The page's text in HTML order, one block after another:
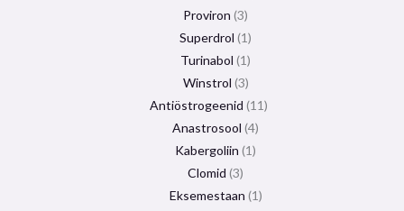
Proviron 3
Superdrol 1
Turinabol 1
Winstrol 3
Antiöstrogeenid 11
Anastrosool 4
Kabergoliin 1
Clomid 3
Eksemestaan ​​1